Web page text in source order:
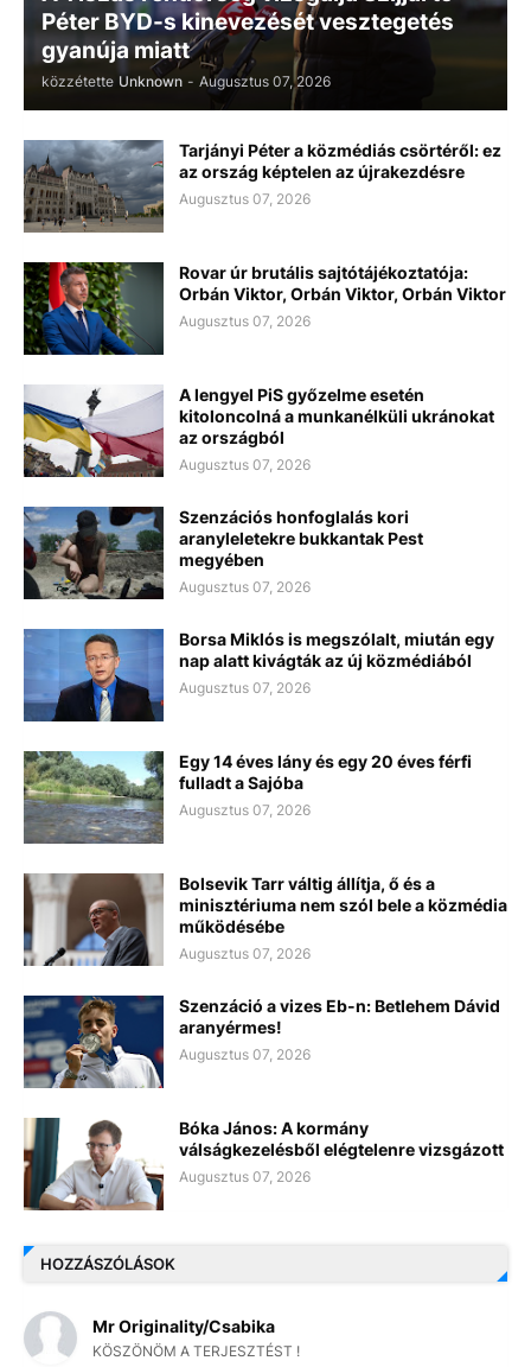
Péter BYD-s kinevezését vesztegetés
gyanúja miatt
közzétette Unknown - Augusztus 07, 2026
Tarjányi Péter a közmédiás csörtéről: ez
az ország képtelen az újrakezdésre
Augusztus 07, 2026
Rovar úr brutális sajtótájékoztatója:
Orbán Viktor, Orbán Viktor, Orbán Viktor
Augusztus 07, 2026
A lengyel PiS győzelme esetén
kitoloncolná a munkanélküli ukránokat
az országból
Augusztus 07, 2026
Szenzációs honfoglalás kori
aranyleletekre bukkantak Pest
megyében
Augusztus 07, 2026
Borsa Miklós is megszólalt, miután egy
nap alatt kivágták az új közmédiából
Augusztus 07, 2026
Egy 14 éves lány és egy 20 éves férfi
fulladt a Sajóba
Augusztus 07, 2026
Bolsevik Tarr váltig állítja, ő és a
minisztériuma nem szól bele a közmédia
működésébe
Augusztus 07, 2026
Szenzáció a vizes Eb-n: Betlehem Dávid
aranyérmes!
Augusztus 07, 2026
Bóka János: A kormány
válságkezelésből elégtelenre vizsgázott
Augusztus 07, 2026
HOZZÁSZÓLÁSOK
Mr Originality/Csabika
KÖSZÖNÖM A TERJESZTÉST !